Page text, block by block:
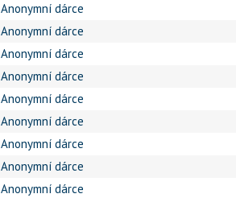
Anonymní dárce
Anonymní dárce
Anonymní dárce
Anonymní dárce
Anonymní dárce
Anonymní dárce
Anonymní dárce
Anonymní dárce
Anonymní dárce